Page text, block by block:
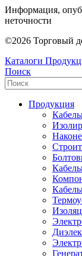
Информация,
неточности
©2026 Торговый
Каталоги
Поиск
Продукция